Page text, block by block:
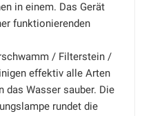
in einem. Das Gerät
funktionierenden
/ Filterstein /
effektiv alle Arten
das Wasser sauber. Die
rundet die